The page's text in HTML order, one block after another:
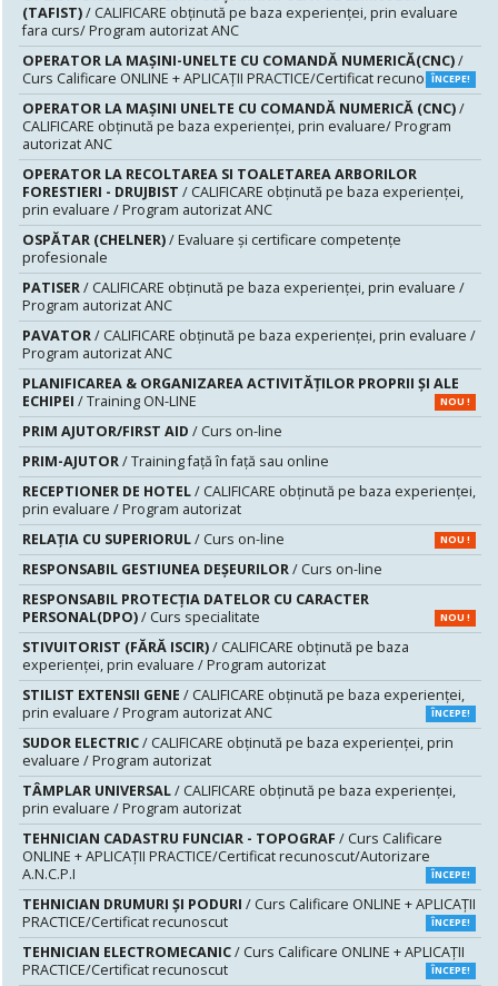
(TAFIST)/ CALIFICARE obținută pe baza experienței, prin evaluare
fara curs/ Program autorizat ANC
OPERATOR LA MAȘINI-UNELTE CU COMANDĂ NUMERICĂ(CNC)/
Curs Calificare ONLINE + APLICAȚII PRACTICE/Certificat recunoscutÎNCEPE!
OPERATOR LA MAŞINI UNELTE CU COMANDĂ NUMERICĂ (CNC)/
CALIFICARE obținută pe baza experienței, prin evaluare/ Program
autorizat ANC
OPERATOR LA RECOLTAREA SI TOALETAREA ARBORILOR
FORESTIERI - DRUJBIST / CALIFICARE obținută pe baza experienței,
prin evaluare / Program autorizat ANC
OSPĂTAR (CHELNER)/ Evaluare şi certificare competenţe
profesionale
PATISER/ CALIFICARE obținută pe baza experienței, prin evaluare /
Program autorizat ANC
PAVATOR/ CALIFICARE obținută pe baza experienței, prin evaluare /
Program autorizat ANC
PLANIFICAREA & ORGANIZAREA ACTIVITĂȚILOR PROPRII ȘI ALE
ECHIPEI / Training ON-LINE NOU !
PRIM AJUTOR/FIRST AID / Curs on-line
PRIM-AJUTOR/ Training față în față sau online
RECEPTIONER DE HOTEL/ CALIFICARE obținută pe baza experienței,
prin evaluare / Program autorizat
RELAȚIA CU SUPERIORUL/ Curs on-line NOU !
RESPONSABIL GESTIUNEA DEŞEURILOR/ Curs on-line
RESPONSABIL PROTECȚIA DATELOR CU CARACTER
PERSONAL(DPO)/ Curs specialitate NOU !
STIVUITORIST (FĂRĂ ISCIR)/ CALIFICARE obținută pe baza
experienței, prin evaluare / Program autorizat
STILIST EXTENSII GENE / CALIFICARE obținută pe baza experienței,
prin evaluare / Program autorizat ANC
ÎNCEPE!
SUDOR ELECTRIC/ CALIFICARE obținută pe baza experienței, prin
evaluare / Program autorizat
TÂMPLAR UNIVERSAL/ CALIFICARE obținută pe baza experienței,
prin evaluare / Program autorizat
TEHNICIAN CADASTRU FUNCIAR - TOPOGRAF / Curs Calificare
ONLINE + APLICAȚII PRACTICE/Certificat recunoscut/Autorizare
A.N.C.P.I
ÎNCEPE!
TEHNICIAN DRUMURI ŞI PODURI / Curs Calificare ONLINE + APLICAȚII
PRACTICE/Certificat recunoscut
ÎNCEPE!
TEHNICIAN ELECTROMECANIC/ Curs Calificare ONLINE + APLICAȚII
PRACTICE/Certificat recunoscut
ÎNCEPE!